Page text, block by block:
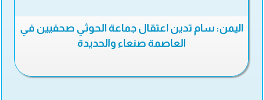
اليمن: سام تدين اعتقال جماعة الحوثي صحفيين في
العاصمة صنعاء والحديدة